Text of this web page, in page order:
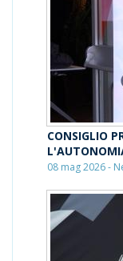
CONSIGLIO
08 mag 2026 -